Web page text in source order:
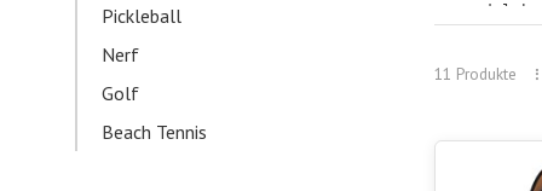
Pickleball
Nerf
Golf
Beach Tennis
Im
Pickleball
Golf –
11 Produkte